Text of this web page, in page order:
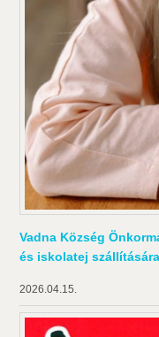
Vadna Község
és iskolatej
2026.04.15.